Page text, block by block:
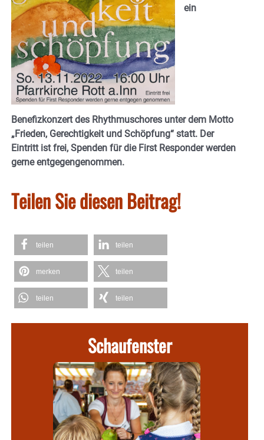
ein
Benefizkonzert des Rhythmuschores unter dem Motto
„Frieden, Gerechtigkeit und Schöpfung“ statt. Der
Eintritt ist frei, Spenden für die First Responder werden
gerne entgegengenommen.
Teilen Sie diesen Beitrag!
teilen teilen
merken teilen
teilen teilen
Schaufenster